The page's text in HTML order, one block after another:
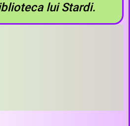
lui Stardi.